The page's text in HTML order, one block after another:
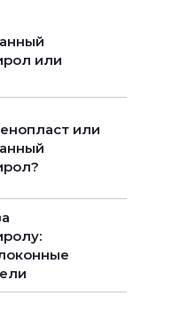
или
или